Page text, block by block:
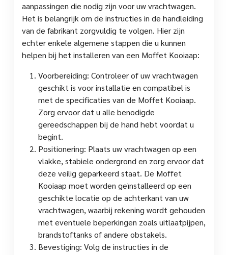
aanpassingen die nodig zijn voor uw vrachtwagen.
Het is belangrijk om de instructies in de handleiding
van de fabrikant zorgvuldig te volgen. Hier zijn
echter enkele algemene stappen die u kunnen
helpen bij het installeren van een Moffet Kooiaap:
Voorbereiding: Controleer of uw vrachtwagen
geschikt is voor installatie en compatibel is
met de specificaties van de Moffet Kooiaap.
Zorg ervoor dat u alle benodigde
gereedschappen bij de hand hebt voordat u
begint.
Positionering: Plaats uw vrachtwagen op een
vlakke, stabiele ondergrond en zorg ervoor dat
deze veilig geparkeerd staat. De Moffet
Kooiaap moet worden geïnstalleerd op een
geschikte locatie op de achterkant van uw
vrachtwagen, waarbij rekening wordt gehouden
met eventuele beperkingen zoals uitlaatpijpen,
brandstoftanks of andere obstakels.
Bevestiging: Volg de instructies in de